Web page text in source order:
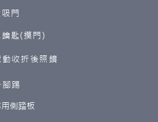
門
鑰匙(摸門)
動收折後照鏡
腳踢
側踏板